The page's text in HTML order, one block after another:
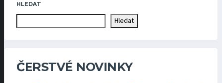
HLEDAT
Hledat
ČERSTVÉ NOVINKY